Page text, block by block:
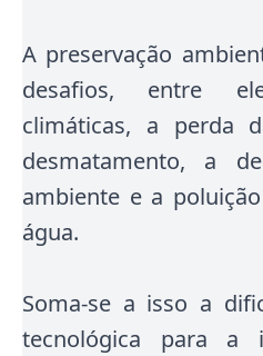
A preservação
desafios, entre
climáticas, a perda
desmatamento, a
ambiente e a
água.
Soma-se a isso a
tecnológica para a